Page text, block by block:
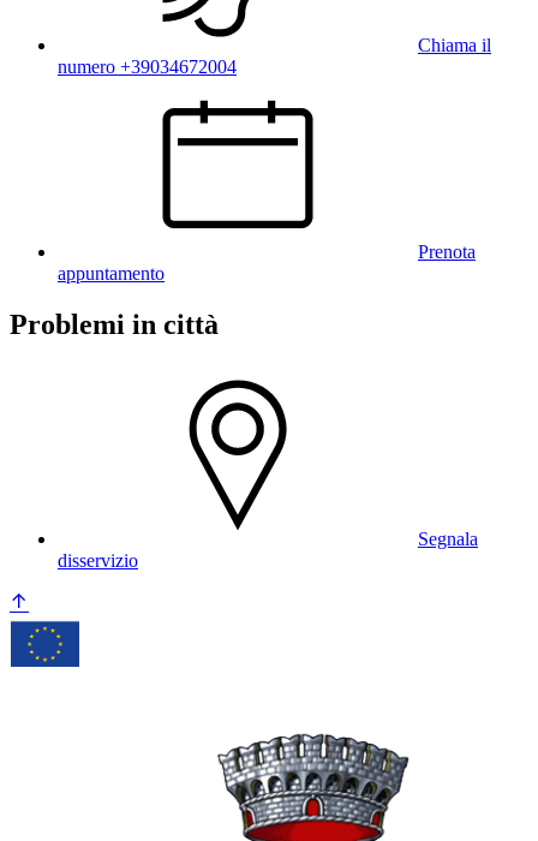
Chiama il
numero +39034672004
Prenota
appuntamento
Problemi in città
Segnala
disservizio